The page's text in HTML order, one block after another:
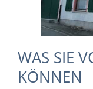
WAS SIE
KÖNNEN